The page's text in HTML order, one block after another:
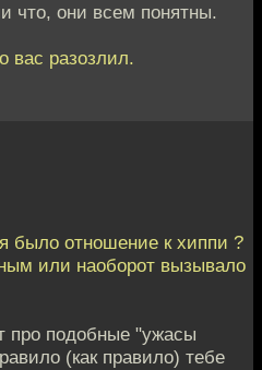
что, они всем понятны.
вас разозлил.
было отношение к хиппи ?
или наоборот вызывало
про подобные "ужасы
(как правило) тебе